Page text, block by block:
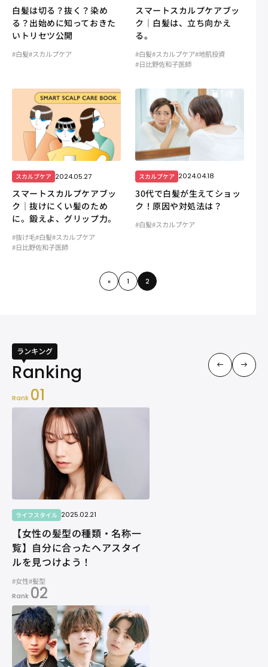
白髪は切る？抜く？染め
る？出始めに知っておきた
いトリセツ公開
#白髪#スカルプケア
スマートスカルプケアブッ
ク｜白髪は、立ち向かえ
る。
#白髪#スカルプケア#地肌投資
#日比野佐和子医師
スカルプケア 2024.05.27
スマートスカルプケアブッ
ク｜抜けにくい髪のため
に。鍛えよ、グリップ力。
#抜け毛#白髪#スカルプケア
#日比野佐和子医師
スカルプケア 2024.04.18
30代で白髪が生えてショッ
ク！原因や対処法は？
#白髪#スカルプケア
« 1 2
ランキング
Rank 01
ライフスタイル 2025.02.21
【女性の髪型の種類・名称一
覧】自分に合ったヘアスタイ
ルを見つけよう！
#女性#髪型
Rank 02